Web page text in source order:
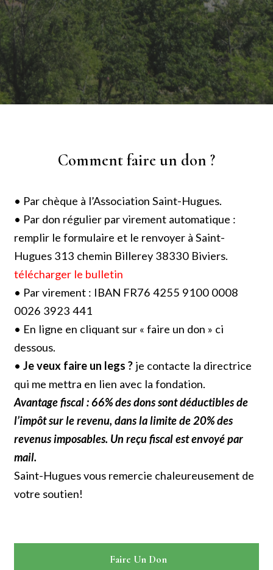
Comment faire un don ?
• Par chèque à l’Association Saint-Hugues.
• Par don régulier par virement automatique :
remplir le formulaire et le renvoyer à Saint-
Hugues 313 chemin Billerey 38330 Biviers.
télécharger le bulletin
• Par virement : IBAN FR76 4255 9100 0008
0026 3923 441
• En ligne en cliquant sur « faire un don » ci
dessous.
• Je veux faire un legs ? je contacte la directrice
qui me mettra en lien avec la fondation.
Avantage fiscal : 66% des dons sont déductibles de
l’impôt sur le revenu, dans la limite de 20% des
revenus imposables. Un reçu fiscal est envoyé par
mail.
Saint-Hugues vous remercie chaleureusement de
votre soutien!
Faire Un Don